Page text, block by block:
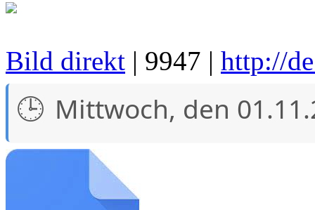
Bild direkt | 9947 | http://
Mittwoch, den